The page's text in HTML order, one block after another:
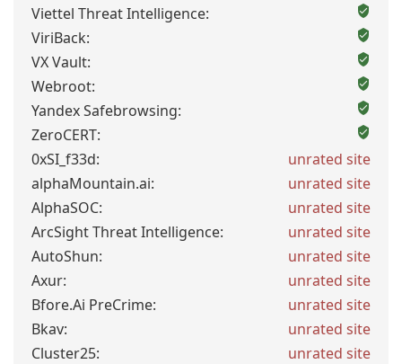
Viettel Threat Intelligence:
ViriBack:
VX Vault:
Webroot:
Yandex Safebrowsing:
ZeroCERT:
0xSI_f33d:
unrated site
alphaMountain.ai:
unrated site
AlphaSOC:
unrated site
ArcSight Threat Intelligence:
unrated site
AutoShun:
unrated site
Axur:
unrated site
Bfore.Ai PreCrime:
unrated site
Bkav:
unrated site
Cluster25:
unrated site